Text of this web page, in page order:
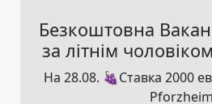
Безкоштовна
за літнім
На 28.08. 🍇Ставка 2000
Pforzheim